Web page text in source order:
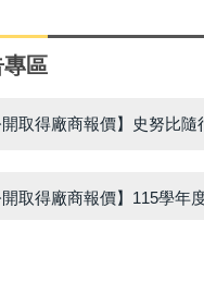
區
開取得廠商報價】史努比
開取得廠商報價】115學年